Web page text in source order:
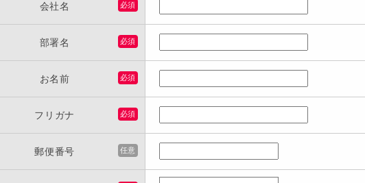
会社名 必須
部署名 必須
お名前 必須
フリガナ 必須
郵便番号 任意